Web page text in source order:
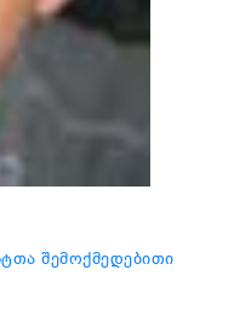
შემოქმედებითი